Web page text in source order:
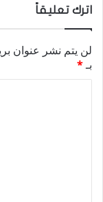
اترك تعليقاً
لن يتم نشر عنوان
بـ*